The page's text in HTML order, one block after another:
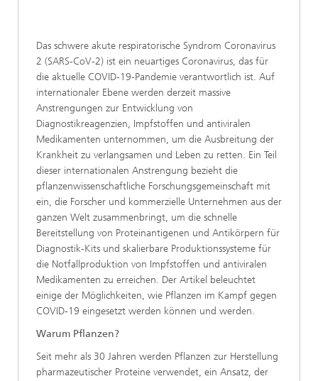
Das schwere akute respiratorische Syndrom Coronavirus
2 (SARS-CoV-2) ist ein neuartiges Coronavirus, das für
die aktuelle COVID-19-Pandemie verantwortlich ist. Auf
internationaler Ebene werden derzeit massive
Anstrengungen zur Entwicklung von
Diagnostikreagenzien, Impfstoffen und antiviralen
Medikamenten unternommen, um die Ausbreitung der
Krankheit zu verlangsamen und Leben zu retten. Ein Teil
dieser internationalen Anstrengung bezieht die
pflanzenwissenschaftliche Forschungsgemeinschaft mit
ein, die Forscher und kommerzielle Unternehmen aus der
ganzen Welt zusammenbringt, um die schnelle
Bereitstellung von Proteinantigenen und Antikörpern für
Diagnostik-Kits und skalierbare Produktionssysteme für
die Notfallproduktion von Impfstoffen und antiviralen
Medikamenten zu erreichen. Der Artikel beleuchtet
einige der Möglichkeiten, wie Pflanzen im Kampf gegen
COVID-19 eingesetzt werden können und werden.
Warum Pflanzen?
Seit mehr als 30 Jahren werden Pflanzen zur Herstellung
pharmazeutischer Proteine verwendet, ein Ansatz, der